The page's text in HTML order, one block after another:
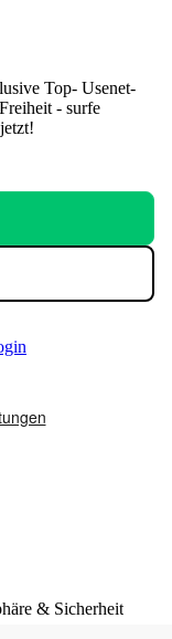
Top- Usenet-
- surfe
& Sicherheit